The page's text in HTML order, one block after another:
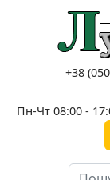
+38
Пн-Чт 08:00 -
Пошук